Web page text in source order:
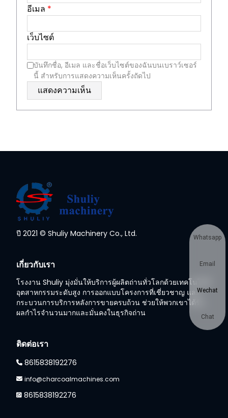
อีเมล *
เว็บไซต์
บันทึกชื่อ, อีเมล และชื่อเว็บไซต์ของฉันบนเบราว์เซอร์
นี้ สำหรับการแสดงความเห็นครั้งถัดไป
ปี 2021 © Shuliy Machinery Co., Ltd.
เกี่ยวกับเรา
โรงงาน Shuliy มุ่งมั่นให้บริการผู้ผลิตถ่านทั่วโลกด้วยเทคโนโลยี
อุตสาหกรรมระดับสูง การออกแบบโครงการที่เชี่ยวชาญ และ
กระบวนการบริการหลังการขายครบถ้วน ช่วยให้พวกเขาได้รับ
ผลกำไรจำนวนมากและมั่นคงในธุรกิจถ่าน
ติดต่อเรา
8615838192276
info@charcoalmachines.com
8615838192276
Whatsapp
Email
Wechat
Chat